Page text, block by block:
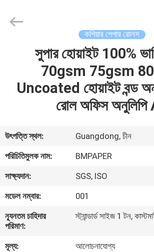
পণ্য
সম্বন্ধে
পরিদর্শন
গুণমান
CO.,LTD.
কপিয়ার পেপার রোলস
সুপার হোয়াইট 100%
70gsm 75gsm
Uncoated হোয়াইট বন্ড
রোল অফিস অনুলিপি
উৎপত্তি স্থল:
Guangdong, চীন
পরিচিতিমুলক নাম:
BMPAPER
সাক্ষ্যদান:
SGS, ISO
মডেল নম্বার:
001
ন্যূনতম চাহিদার
পরিমাণ:
স্ট্যান্ডার্ড সাইজ 1 টন,
মূল্য:
আলোচনাযোগ্য